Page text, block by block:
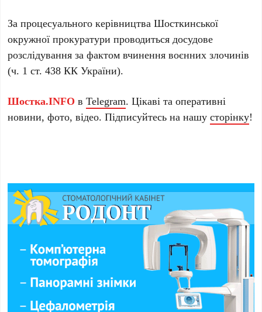
За процесуального керівництва Шосткинської
окружної прокуратури проводиться досудове
розслідування за фактом вчинення воєнних злочинів
(ч. 1 ст. 438 КК України).
Шостка.INFO вTelegram. Цікаві та оперативні
новини, фото, відео. Підписуйтесь на нашусторінку!